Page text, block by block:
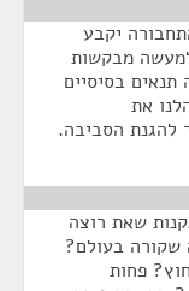
יקבע
מבקשות
בסיסיים
את
להגנת הסביבה.
התקנות שאת רוצה
שקורה בעולם?
פחות